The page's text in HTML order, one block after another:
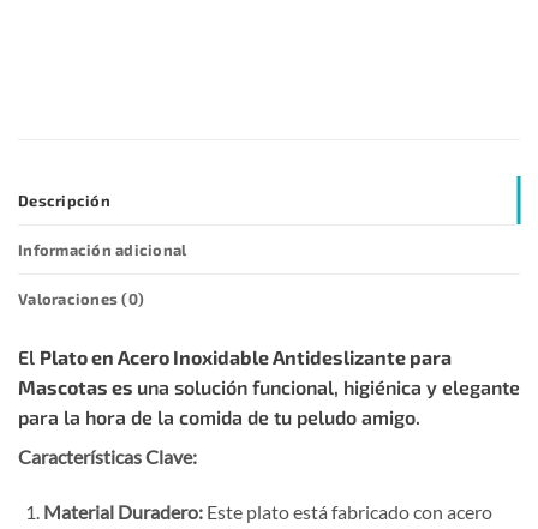
Descripción
Información adicional
Valoraciones (0)
El Plato en Acero Inoxidable Antideslizante para
Mascotas es una solución funcional, higiénica y elegante
para la hora de la comida de tu peludo amigo.
Características Clave:
Material Duradero:Este plato está fabricado con acero